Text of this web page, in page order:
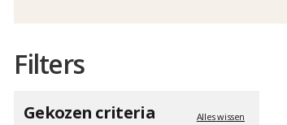
Filters
Gekozen criteria Alles wissen